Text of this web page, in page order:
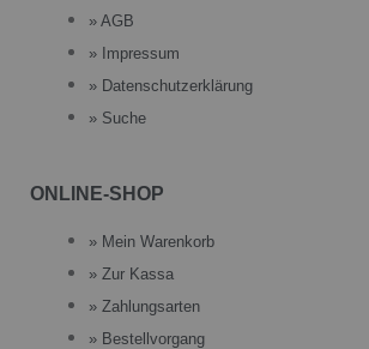
» AGB
» Impressum
» Datenschutzerklärung
» Suche
ONLINE-SHOP
» Mein Warenkorb
» Zur Kassa
» Zahlungsarten
» Bestellvorgang